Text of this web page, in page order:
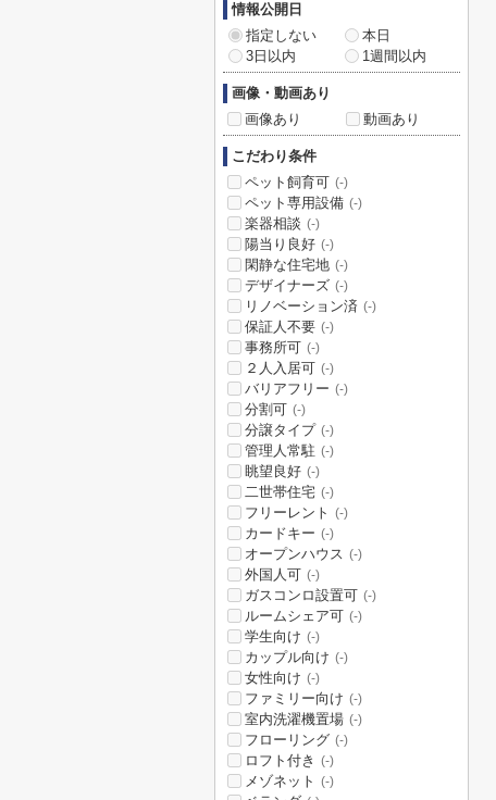
情報公開日
指定しない
本日
3日以内
1週間以内
画像・動画あり
画像あり
動画あり
こだわり条件
ペット飼育可 (-)
ペット専用設備 (-)
楽器相談 (-)
陽当り良好 (-)
閑静な住宅地 (-)
デザイナーズ (-)
リノベーション済 (-)
保証人不要 (-)
事務所可 (-)
２人入居可 (-)
バリアフリー (-)
分割可 (-)
分譲タイプ (-)
管理人常駐 (-)
眺望良好 (-)
二世帯住宅 (-)
フリーレント (-)
カードキー (-)
オープンハウス (-)
外国人可 (-)
ガスコンロ設置可 (-)
ルームシェア可 (-)
学生向け (-)
カップル向け (-)
女性向け (-)
ファミリー向け (-)
室内洗濯機置場 (-)
フローリング (-)
ロフト付き (-)
メゾネット (-)